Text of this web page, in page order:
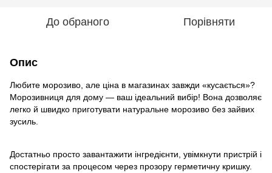
До обраного Порівняти
Опис
Любите морозиво, але ціна в магазинах завжди «кусається»?
Морозивниця для дому — ваш ідеальний вибір! Вона дозволяє
легко й швидко приготувати натуральне морозиво без зайвих
зусиль.
Достатньо просто завантажити інгредієнти, увімкнути пристрій і
спостерігати за процесом через прозору герметичну кришку.